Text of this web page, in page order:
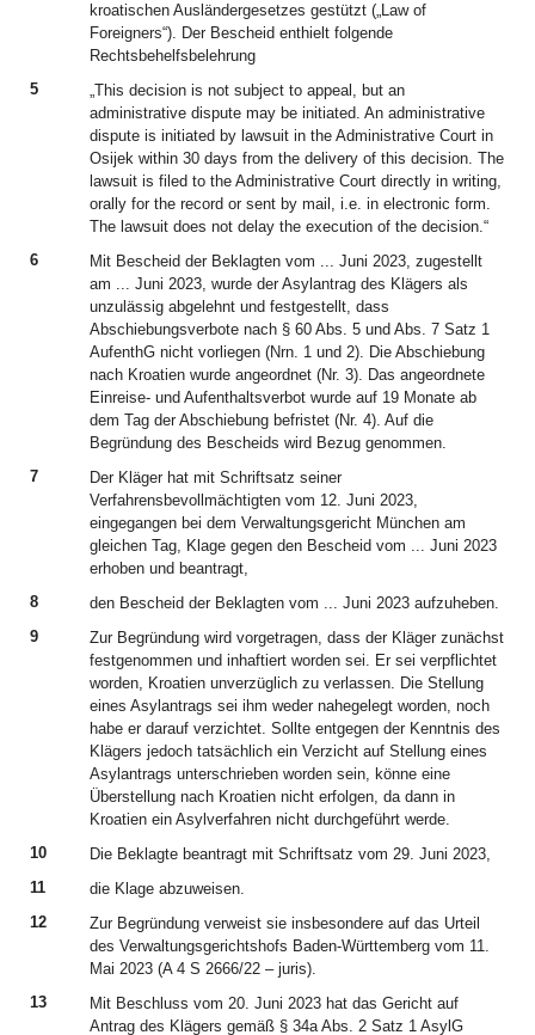
kroatischen Ausländergesetzes gestützt („Law of
Foreigners“). Der Bescheid enthielt folgende
Rechtsbehelfsbelehrung
5
„This decision is not subject to appeal, but an
administrative dispute may be initiated. An administrative
dispute is initiated by lawsuit in the Administrative Court in
Osijek within 30 days from the delivery of this decision. The
lawsuit is filed to the Administrative Court directly in writing,
orally for the record or sent by mail, i.e. in electronic form.
The lawsuit does not delay the execution of the decision.“
6
Mit Bescheid der Beklagten vom ... Juni 2023, zugestellt
am ... Juni 2023, wurde der Asylantrag des Klägers als
unzulässig abgelehnt und festgestellt, dass
Abschiebungsverbote nach § 60 Abs. 5 und Abs. 7 Satz 1
AufenthG nicht vorliegen (Nrn. 1 und 2). Die Abschiebung
nach Kroatien wurde angeordnet (Nr. 3). Das angeordnete
Einreise- und Aufenthaltsverbot wurde auf 19 Monate ab
dem Tag der Abschiebung befristet (Nr. 4). Auf die
Begründung des Bescheids wird Bezug genommen.
7
Der Kläger hat mit Schriftsatz seiner
Verfahrensbevollmächtigten vom 12. Juni 2023,
eingegangen bei dem Verwaltungsgericht München am
gleichen Tag, Klage gegen den Bescheid vom ... Juni 2023
erhoben und beantragt,
8
den Bescheid der Beklagten vom ... Juni 2023 aufzuheben.
9
Zur Begründung wird vorgetragen, dass der Kläger zunächst
festgenommen und inhaftiert worden sei. Er sei verpflichtet
worden, Kroatien unverzüglich zu verlassen. Die Stellung
eines Asylantrags sei ihm weder nahegelegt worden, noch
habe er darauf verzichtet. Sollte entgegen der Kenntnis des
Klägers jedoch tatsächlich ein Verzicht auf Stellung eines
Asylantrags unterschrieben worden sein, könne eine
Überstellung nach Kroatien nicht erfolgen, da dann in
Kroatien ein Asylverfahren nicht durchgeführt werde.
10
Die Beklagte beantragt mit Schriftsatz vom 29. Juni 2023,
11
die Klage abzuweisen.
12
Zur Begründung verweist sie insbesondere auf das Urteil
des Verwaltungsgerichtshofs Baden-Württemberg vom 11.
Mai 2023 (A 4 S 2666/22 – juris).
13
Mit Beschluss vom 20. Juni 2023 hat das Gericht auf
Antrag des Klägers gemäß § 34a Abs. 2 Satz 1 AsylG